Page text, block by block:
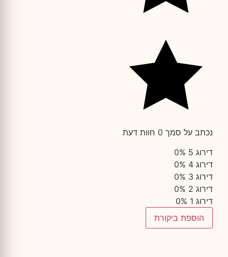
נכתב על סמך 0 חוות דעת
דירוג 5
0%
דירוג 4
0%
דירוג 3
0%
דירוג 2
0%
דירוג 1
0%
הוספת ביקורת